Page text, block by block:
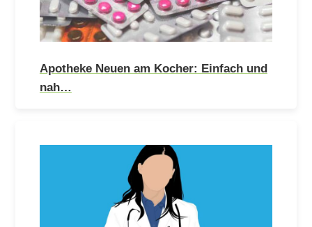
Apotheke Neuen am Kocher: Einfach und
nah…